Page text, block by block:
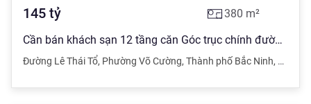
145 tỷ 380 m²
Cần bán khách sạn 12 tầng căn Góc trục chính đường Lê Thái Tổ rộng 60m, gần Cột Đồng Hồ,
Đường Lê Thái Tổ, Phường Võ Cường, Thành phố Bắc Ninh, Bắc